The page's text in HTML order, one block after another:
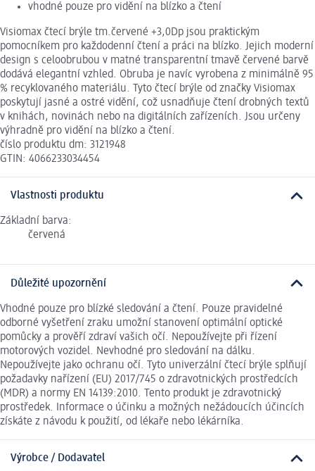
vhodné pouze pro vidění na blízko a čtení
Visiomax čtecí brýle tm.červené +3,0Dp jsou praktickým
pomocníkem pro každodenní čtení a práci na blízko. Jejich moderní
design s celoobrubou v matné transparentní tmavě červené barvě
dodává elegantní vzhled. Obruba je navíc vyrobena z minimálně 95
% recyklovaného materiálu. Tyto čtecí brýle od značky Visiomax
poskytují jasné a ostré vidění, což usnadňuje čtení drobných textů
v knihách, novinách nebo na digitálních zařízeních. Jsou určeny
výhradně pro vidění na blízko a čtení.
číslo produktu dm: 3121948
GTIN: 4066233034454
Vlastnosti produktu
Základní barva:
červená
Důležité upozornění
Vhodné pouze pro blízké sledování a čtení. Pouze pravidelné
odborné vyšetření zraku umožní stanovení optimální optické
pomůcky a prověří zdraví vašich očí. Nepoužívejte při řízení
motorových vozidel. Nevhodné pro sledování na dálku.
Nepoužívejte jako ochranu očí. Tyto univerzální čtecí brýle splňují
požadavky nařízení (EU) 2017/745 o zdravotnických prostředcích
(MDR) a normy EN 14139:2010. Tento produkt je zdravotnický
prostředek. Informace o účinku a možných nežádoucích účincích
získáte z návodu k použití, od lékaře nebo lékárníka.
Výrobce / Dodavatel